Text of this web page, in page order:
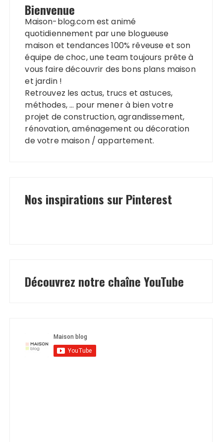
Bienvenue
Maison-blog.com est animé
quotidiennement par une blogueuse
maison et tendances 100% rêveuse et son
équipe de choc, une team toujours prête à
vous faire découvrir des bons plans maison
et jardin !
Retrouvez les actus, trucs et astuces,
méthodes, … pour mener à bien votre
projet de construction, agrandissement,
rénovation, aménagement ou décoration
de votre maison / appartement.
Nos inspirations sur Pinterest
Découvrez notre chaîne YouTube